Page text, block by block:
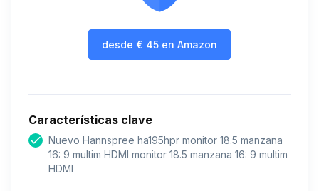
desde € 45 en Amazon
Características clave
Nuevo Hannspree ha195hpr monitor 18.5 manzana
16: 9 multim HDMI monitor 18.5 manzana 16: 9 multim
HDMI